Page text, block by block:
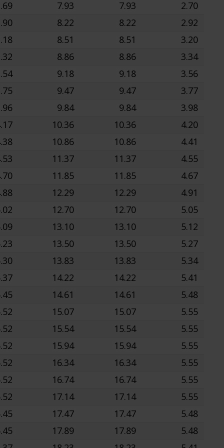
7.93 7.93 2.70
8.22 8.22 2.92
8.51 8.51 3.20
8.86 8.86 3.34
9.18 9.18 3.56
9.47 9.47 3.77
9.84 9.84 3.98
10.36 10.36 4.20
10.86 10.86 4.41
11.37 11.37 4.55
11.85 11.85 4.67
12.29 12.29 4.91
12.70 12.70 5.05
13.10 13.10 5.12
13.50 13.50 5.27
13.83 13.83 5.34
14.22 14.22 5.41
14.61 14.61 5.48
15.07 15.07 5.55
15.54 15.54 5.55
15.94 15.94 5.55
16.34 16.34 5.55
16.74 16.74 5.55
17.14 17.14 5.55
17.47 17.47 5.48
17.89 17.89 5.48